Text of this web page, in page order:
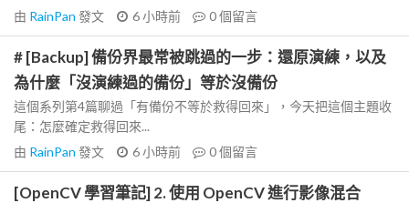
由 RainPan 發文 6 小時前 0個留言
# [Backup] 備份界最常被跳過的一步：還原演練，以及
為什麼「沒演練過的備份」等於沒備份
這個系列第4篇聊過「有備份不等於救得回來」，今天把這個主題收
尾：怎麼確定救得回來...
由 RainPan 發文 6 小時前 0個留言
[OpenCV 學習筆記] 2. 使用 OpenCV 進行影像混合